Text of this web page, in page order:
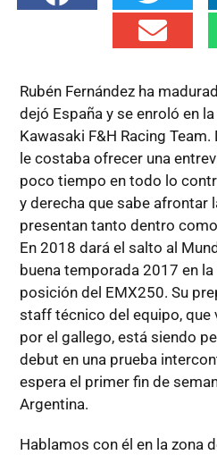
Rubén Fernández ha
dejó España y se enroló en
Kawasaki F&H Racing
le costaba ofrecer una
poco tiempo en todo lo
y derecha que sabe afrontar
presentan tanto dentro
En 2018 dará el salto al
buena temporada 2017 en
posición del EMX250. Su
staff técnico del equipo, que
por el gallego, está siendo
debut en una prueba
espera el primer fin de
Argentina.
Hablamos con él en la zona